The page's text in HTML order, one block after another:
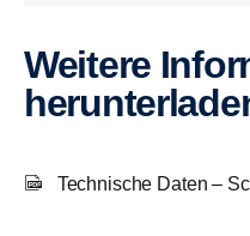
Weitere Informationen
Technische Daten –